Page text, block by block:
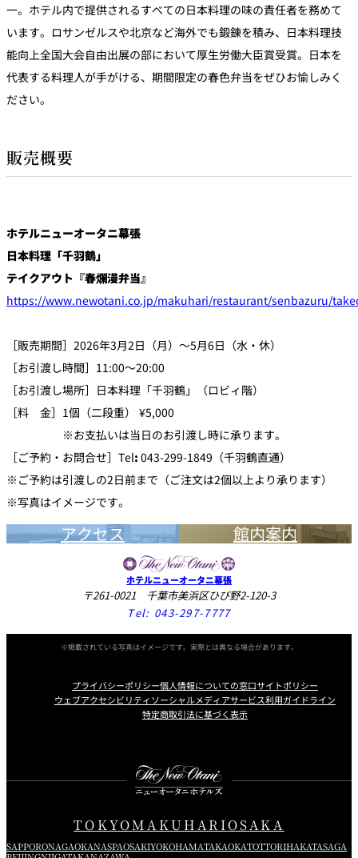
一。ホテル内で提供されるすべての日本料理の味の責任者を務めて
います。ロサンゼルスや北京など海外でも鍛錬を積み、日本料理技
能向上全国大会自由出展の部において厚生労働大臣賞受賞。日本を
代表する料理人が手がける、期間限定の春色弁当をぜひお愉しみく
ださい。
販売概要
ホテルニューオータニ幕張
日本料理「千羽鶴」
テイクアウト『春爛漫弁当』
https://www.newotani.co.jp/makuhari/restaurant/senbazuru/
［販売期間］2026年3月2日（月）～5月6日（水・休）
［お引渡し時間］11:00～20:00
［お引渡し場所］日本料理「千羽鶴」（ロビィ階）
［料 金］1個（二段重） ¥5,000
※お支払いは当日のお引渡し時に承ります。
［ご予約・お問合せ］Tel: 043-299-1849（千羽鶴直通）
※ご予約は引渡しの2日前まで（ご注文は2個以上より承ります）
※写真はイメージです。
アクセス 館内案内
ホテルニューオータニ幕張
〒261-0021 千葉市美浜区ひび野2-120-3
Tel: 043-297-7777
※掲載されている写真はイメージです。実際とは異なる場合があります。
プライバシーポリシー個人情報についての窓口サイトポリシー
ウェブアクセシビリティソーシャルメディアサービス利用ガイドライン
特定商取引法に基づく表示
TOKYOMAKUHARIOSAKA
SAPPORONAGAOKANASPAOSAKIYOKOHAMATAKAOKATOTTORIHAKATASAGA